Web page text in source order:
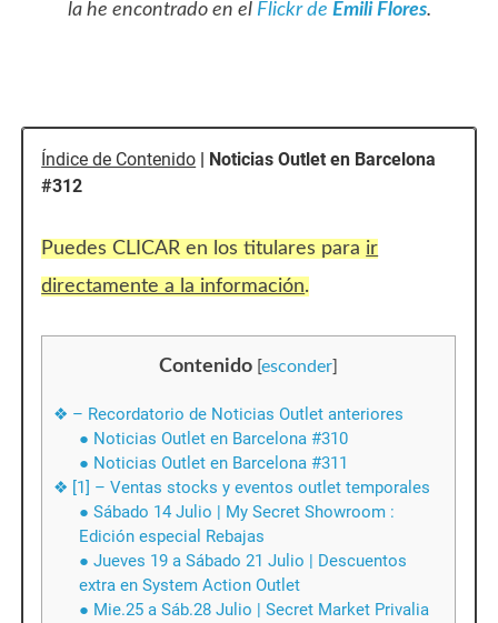
la he encontrado en el Flickr de Emili Flores.
Índice de Contenido | Noticias Outlet en Barcelona
#312
Puedes CLICAR en los titulares para ir
directamente a la información.
Contenido [esconder]
❖ – Recordatorio de Noticias Outlet anteriores
● Noticias Outlet en Barcelona #310
● Noticias Outlet en Barcelona #311
❖ [1] – Ventas stocks y eventos outlet temporales
● Sábado 14 Julio | My Secret Showroom :
Edición especial Rebajas
● Jueves 19 a Sábado 21 Julio | Descuentos
extra en System Action Outlet
● Mie.25 a Sáb.28 Julio | Secret Market Privalia